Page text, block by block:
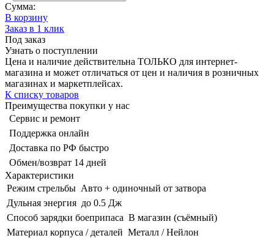
Сумма:
В корзину
Заказ в 1 клик
Под заказ
Узнать о поступлении
Цена и наличие действительна ТОЛЬКО для интернет-
магазина и может отличаться от цен и наличия в розничных
магазинах и маркетплейсах.
К списку товаров
Преимущества покупки у нас
Сервис и ремонт
Поддержка онлайн
Доставка по РФ быстро
Обмен/возврат 14 дней
Характеристики
Режим стрельбы Авто + одиночный от затвора
Дульная энергия до 0.5 Дж
Способ зарядки боеприпаса В магазин (съёмный)
Материал корпуса / деталей Металл / Нейлон